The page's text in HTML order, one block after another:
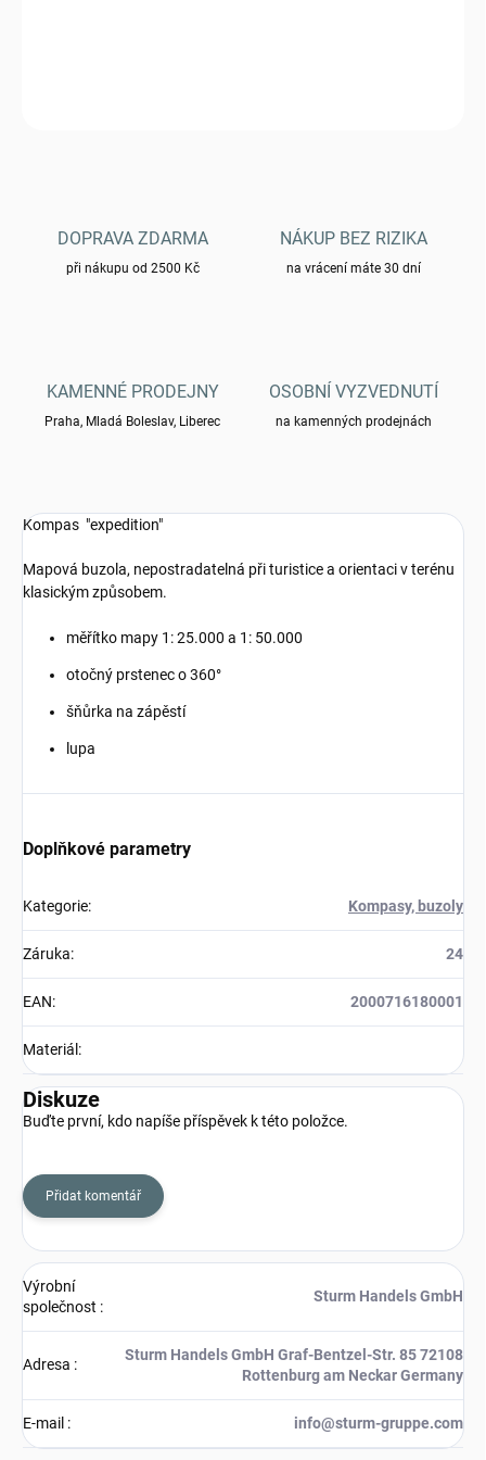
DOPRAVA ZDARMA
při nákupu od 2500 Kč
NÁKUP BEZ RIZIKA
na vrácení máte 30 dní
KAMENNÉ PRODEJNY
Praha, Mladá Boleslav, Liberec
OSOBNÍ VYZVEDNUTÍ
na kamenných prodejnách
Kompas "expedition"
Mapová buzola, nepostradatelná při turistice a orientaci v terénu
klasickým způsobem.
měřítko mapy 1: 25.000 a 1: 50.000
otočný prstenec o 360°
šňůrka na zápěstí
lupa
Doplňkové parametry
Kategorie: Kompasy, buzoly
Záruka: 24
EAN: 2000716180001
Materiál :
Diskuze
Buďte první, kdo napíše příspěvek k této položce.
Přidat komentář
Výrobní
společnost :
Sturm Handels GmbH
Adresa :
Sturm Handels GmbH Graf-Bentzel-Str. 85 72108
Rottenburg am Neckar Germany
E-mail : info@sturm-gruppe.com